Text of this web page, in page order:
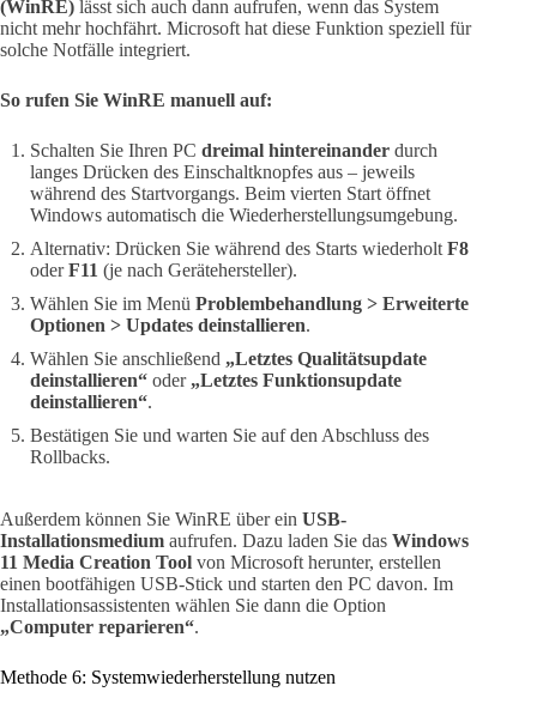
(WinRE) lässt sich auch dann aufrufen, wenn das System
nicht mehr hochfährt. Microsoft hat diese Funktion speziell für
solche Notfälle integriert.
So rufen Sie WinRE manuell auf:
Schalten Sie Ihren PC dreimal hintereinander durch
langes Drücken des Einschaltknopfes aus – jeweils
während des Startvorgangs. Beim vierten Start öffnet
Windows automatisch die Wiederherstellungsumgebung.
Alternativ: Drücken Sie während des Starts wiederholt F8
oderF11 (je nach Gerätehersteller).
Wählen Sie im Menü Problembehandlung > Erweiterte
Optionen > Updates deinstallieren.
Wählen Sie anschließend „Letztes Qualitätsupdate
deinstallieren“ oder „Letztes Funktionsupdate
deinstallieren“.
Bestätigen Sie und warten Sie auf den Abschluss des
Rollbacks.
Außerdem können Sie WinRE über ein USB-
Installationsmedium aufrufen. Dazu laden Sie das Windows
11 Media Creation Tool von Microsoft herunter, erstellen
einen bootfähigen USB-Stick und starten den PC davon. Im
Installationsassistenten wählen Sie dann die Option
„Computer reparieren“.
Methode 6: Systemwiederherstellung nutzen